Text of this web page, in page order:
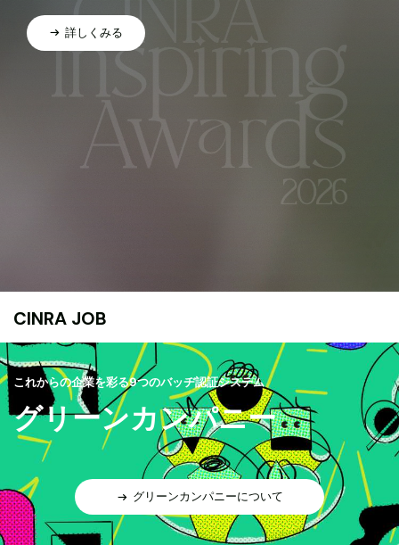
詳しくみる
CINRA JOB
これからの企業を彩る9つのバッヂ認証システム
グリーンカンパニー
グリーンカンパニーについて